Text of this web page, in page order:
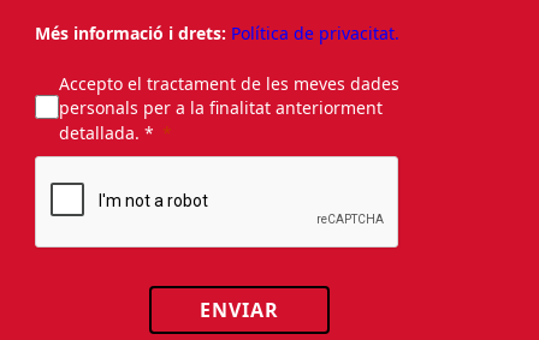
Més informació i drets: Política de privacitat.
Accepto el tractament de les meves dades
personals per a la finalitat anteriorment
detallada. *
ENVIAR